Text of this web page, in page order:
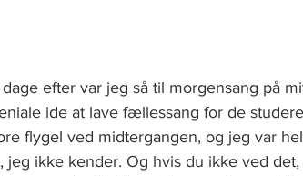
dage efter var jeg så til morgensang på
ide at lave fællessang for de
flygel ved midtergangen, og jeg var
jeg ikke kender. Og hvis du ikke ved